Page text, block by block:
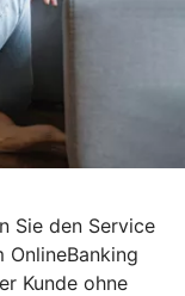
Sie den Service
Kunde ohne